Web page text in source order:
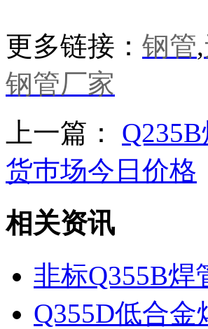
更多链接： 钢管,
钢管厂家
上一篇：
货巿场今日价格
相关资讯
非标Q355B
Q355D低合